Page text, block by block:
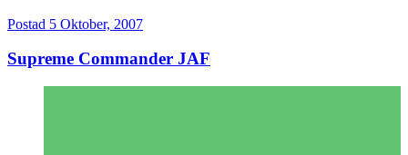
Postad 5 Oktober, 2007
Supreme Commander JAF